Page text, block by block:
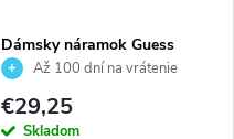
Dámsky náramok Guess
JUBB02246JWRHS
Až 100 dní na vrátenie
€29,25
Skladom